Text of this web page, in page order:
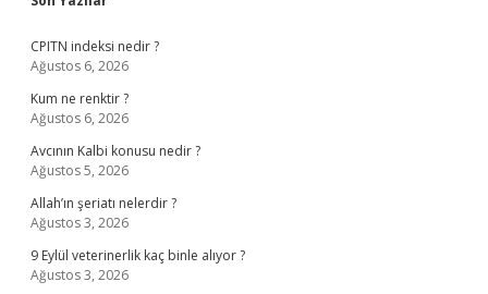
Sidebar
CPITN indeksi nedir ?
Ağustos 6, 2026
Kum ne renktir ?
Ağustos 6, 2026
Avcının Kalbi konusu nedir ?
Ağustos 5, 2026
Allah’ın şeriatı nelerdir ?
Ağustos 3, 2026
9 Eylül veterinerlik kaç binle alıyor ?
Ağustos 3, 2026